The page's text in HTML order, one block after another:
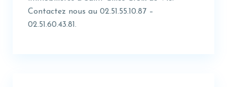
Contactez nous au 02.51.55.10.87 –
02.51.60.43.81.